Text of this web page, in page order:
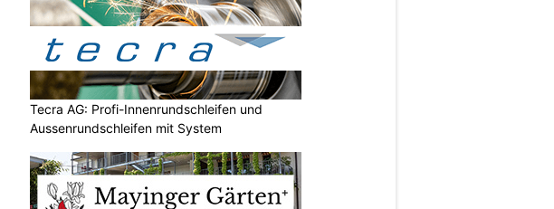
Tecra AG: Profi-Innenrundschleifen und
Aussenrundschleifen mit System